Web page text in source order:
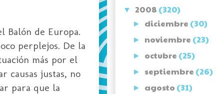
Balón de Europa.
perplejos. De la
más por el
causas justas, no
para que la
▼ 2008 (320)
► diciembre (30)
► noviembre (23)
► octubre (25)
► septiembre (26)
► agosto (31)